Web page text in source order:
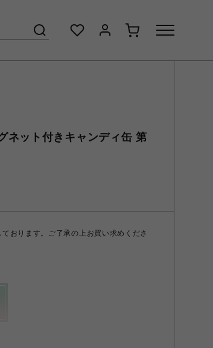
ネット付きキャンディ缶 第
おります。ご了承の上お買い求めくださ